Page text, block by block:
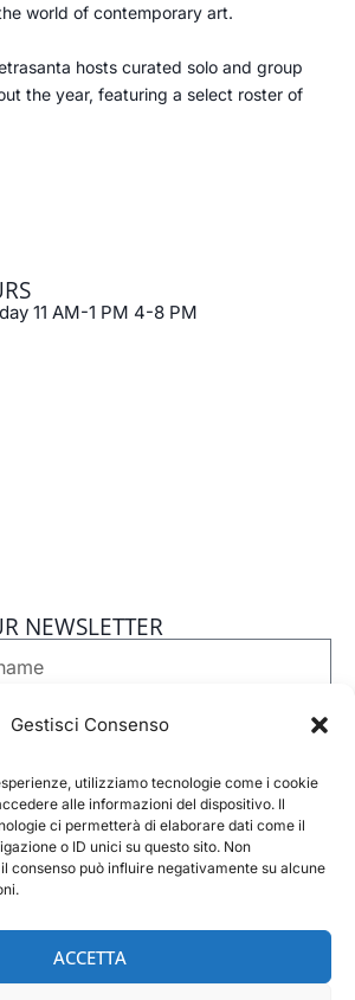
Gestisci Consenso
utilizziamo tecnologie come i cookie
alle informazioni del dispositivo. Il
ci permetterà di elaborare dati come il
o ID unici su questo sito. Non
consenso può influire negativamente su alcune
ACCETTA
world of contemporary art.
hosts curated solo and group
the year, featuring a select roster of
11 AM-1 PM 4-8 PM
NEWSLETTER
of this website
the newsletter under the terms set